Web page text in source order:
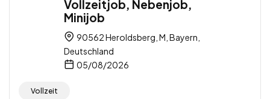
Vollzeitjob, Nebenjob,
Minijob
90562 Heroldsberg, M, Bayern,
Deutschland
05/08/2026
Vollzeit